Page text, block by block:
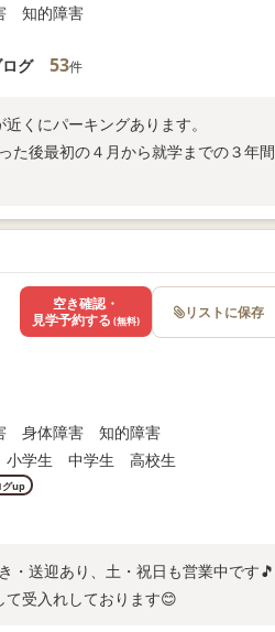
知的障害
グ 53件
くにパーキングあります。
た後最初の４月から就学までの３年間
身体障害 知的障害
学生 中学生 高校生
グup
・送迎あり、土・祝日も営業中です🎵
受入れしております😊
空き確認・
見学予約する (無料) リストに保存